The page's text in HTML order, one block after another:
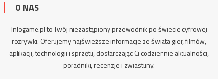
O NAS
Infogame.pl to Twój niezastąpiony przewodnik po świecie cyfrowej
rozrywki. Oferujemy najświeższe informacje ze świata gier, filmów,
aplikacji, technologii i sprzętu, dostarczając Ci codziennie aktualności,
poradniki, recenzje i zwiastuny.